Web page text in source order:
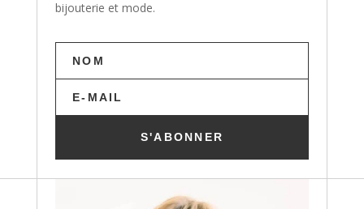
bijouterie et mode.
S'ABONNER